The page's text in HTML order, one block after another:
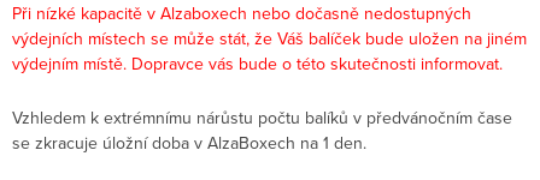
Při nízké kapacitě v Alzaboxech nebo dočasně nedostupných
výdejních místech se může stát, že Váš balíček bude uložen na jiném
výdejním místě. Dopravce vás bude o této skutečnosti informovat.
Vzhledem k extrémnímu nárůstu počtu balíků v předvánočním čase
se zkracuje úložní doba v AlzaBoxech na 1 den.